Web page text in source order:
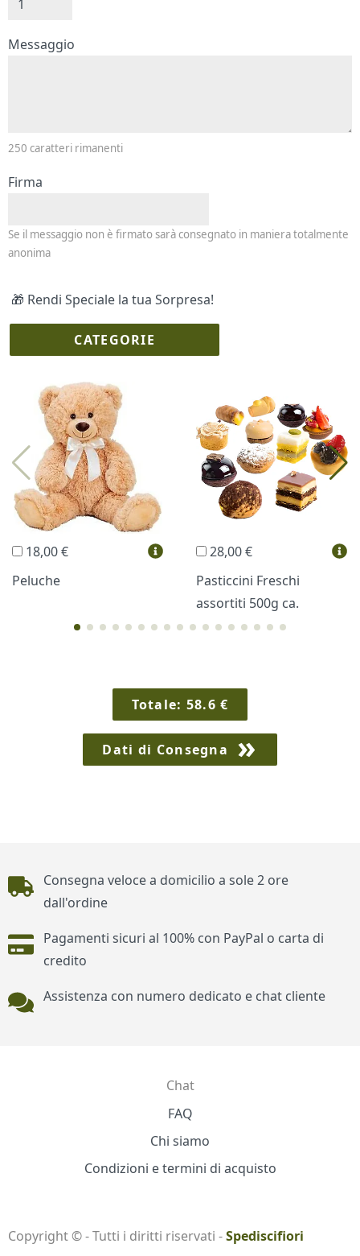
Messaggio e firma
Messaggio
250 caratteri rimanenti
Firma
Se il messaggio non è firmato sarà consegnato in maniera totalmente
anonima
🎁 Rendi Speciale la tua Sorpresa!
CATEGORIE
I più scelti
Profumi Collane Lussoni®
Trudi® THUN®
Regali Personalizzati
18,00 €
Peluche
28,00 €
Pasticcini Freschi
assortiti 500g ca.
Totale: 58.6 €
Dati di Consegna
Piè di pagina
Consegna veloce a domicilio a sole 2 ore
dall'ordine
Pagamenti sicuri al 100% con PayPal o carta di
credito
Assistenza con numero dedicato e chat cliente
Chat
FAQ
Chi siamo
Condizioni e termini di acquisto
Copyright © - Tutti i diritti riservati -Spediscifiori